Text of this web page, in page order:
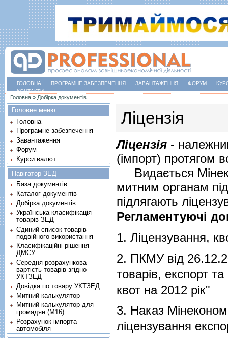
ГОЛОВНА ПРОГРАМНЕ ЗАБЕЗПЕЧЕННЯ ЗАВАНТАЖЕННЯ ФОРУМ
КОНТАКТИ
Ви є тут
Головна » Добірка документів
Ліцензія
Ліцензія -
(імпорт) протягом
Видається
митним органам
підлягають
Регламентуючі
1. Ліцензування,
2. ПКМУ вiд
товарiв, експорт
квот на 2012 рiк"
3. Наказ
лiцензування
Головне меню
Головна
Програмне забезпечення
Завантаження
Форум
Курси валют
Навігатор ЗЕД
База документів
Каталог документів
Добірка документів
Українська класифікація
товарів ЗЕД
Єдиний список товарів
подвійного використання
Класифікаційні рішення
ДМСУ
Середня розрахункова
вартість товарів згідно
УКТЗЕД
Довідка по товару УКТЗЕД
Митний калькулятор
Митний калькулятор для
громадян (М16)
Розрахунок імпорта
автомобіля